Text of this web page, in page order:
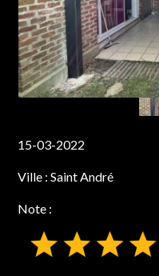
15-03-2022
Ville :Saint André
Note :